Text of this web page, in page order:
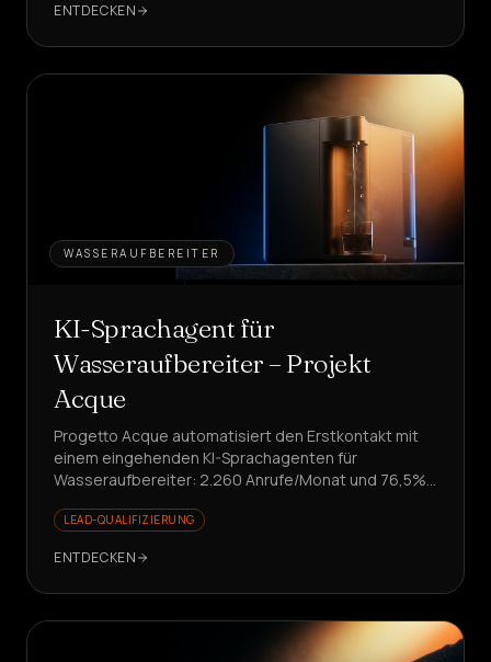
ENTDECKEN
WASSERAUFBEREITER
KI-Sprachagent für
Wasseraufbereiter – Projekt
Acque
Progetto Acque automatisiert den Erstkontakt mit
einem eingehenden KI-Sprachagenten für
Wasseraufbereiter: 2.260 Anrufe/Monat und 76,5%
Anfragen entlasten?
LEAD-QUALIFIZIERUNG
ENTDECKEN